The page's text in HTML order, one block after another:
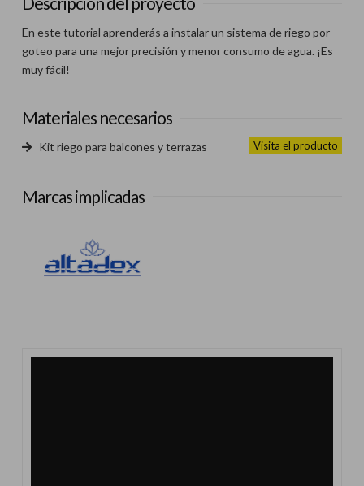
En este tutorial aprenderás a instalar un sistema de riego por
goteo para una mejor precisión y menor consumo de agua. ¡Es
muy fácil!
Materiales necesarios
Kit riego para balcones y terrazas Visita el producto
Marcas implicadas